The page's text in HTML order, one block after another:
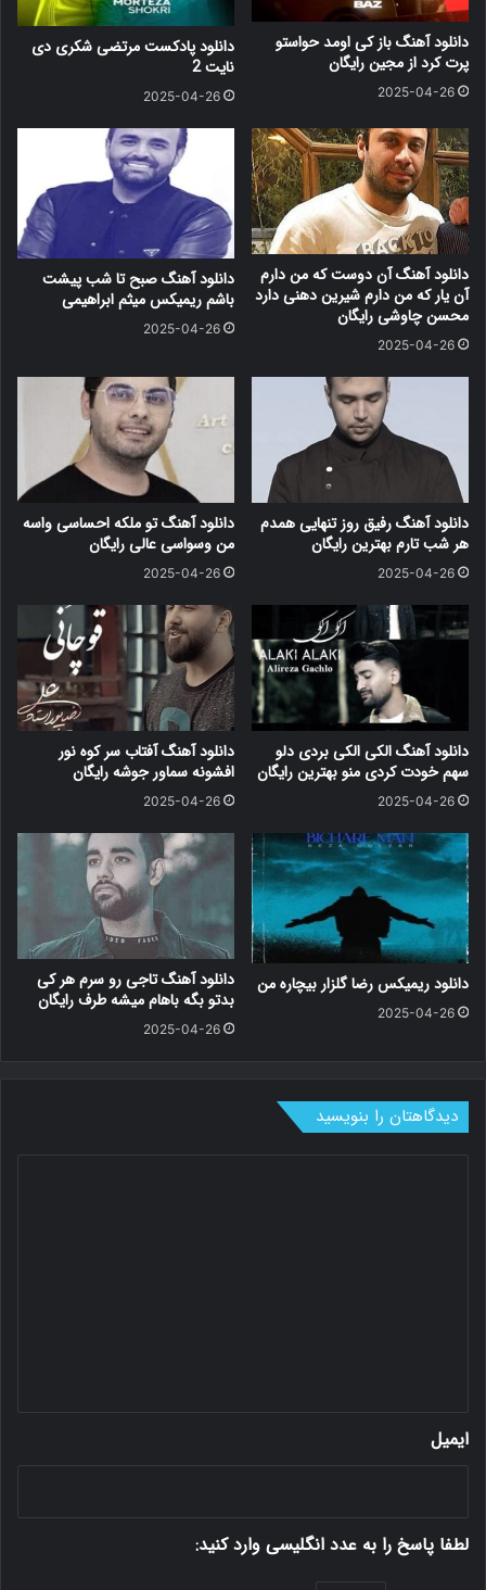
دانلود آهنگ باز کی اومد حواستو
پرت کرد از مجین رایگان
2025-04-26
دانلود پادکست مرتضی شکری دی
نایت 2
2025-04-26
دانلود آهنگ آن دوست که من دارم
آن یار که من دارم شیرین دهنی دارد
محسن چاوشی رایگان
2025-04-26
دانلود آهنگ صبح تا شب پیشت
باشم ریمیکس میثم ابراهیمی
2025-04-26
دانلود آهنگ رفیق روز تنهایی همدم
هر شب تارم بهترین رایگان
2025-04-26
دانلود آهنگ تو ملکه احساسی واسه
من وسواسی عالی رایگان
2025-04-26
دانلود آهنگ الکی الکی بردی دلو
سهم خودت کردی منو بهترین رایگان
2025-04-26
دانلود آهنگ آفتاب سر کوه نور
افشونه سماور جوشه رایگان
2025-04-26
دانلود ریمیکس رضا گلزار بیچاره من
2025-04-26
دانلود آهنگ تاجی رو سرم هر کی
بدتو بگه باهام میشه طرف رایگان
2025-04-26
دیدگاهتان را بنویسید
ایمیل
لطفا پاسخ را به عدد انگلیسی وارد کنید: